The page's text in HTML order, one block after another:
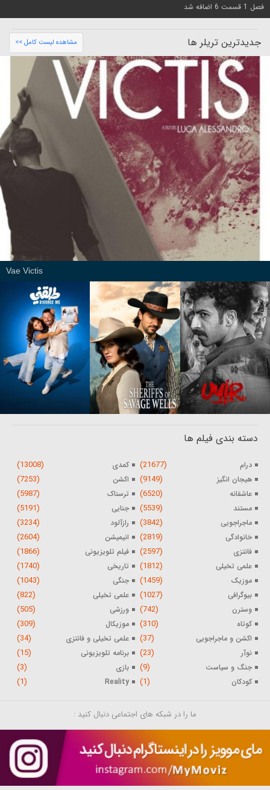
فصل 1 قسمت 6 اضافه شد
جدیدترین تریلر ها مشاهده لیست کامل >>
Vae Victis
دسته بندی فیلم ها
درام (21677) کمدی (13008)
هیجان انگیز (9149) اکشن (7253)
عاشقانه (6520) ترسناک (5987)
مستند (5539) جنایی (5191)
ماجراجویی (3842) رازآلود (3234)
خانوادگی (2819) انیمیشن (2604)
فانتزی (2597) فیلم تلویزیونی (1866)
علمی تخیلی (1812) تاریخی (1740)
موزیک (1459) جنگی (1043)
بیوگرافی (1027) علمی تخیلی (822)
وسترن (742) ورزشی (505)
کوتاه (310) موزیکال (309)
اکشن و ماجراجویی (37) علمی تخیلی و فانتزی (34)
نوآر (23) برنامه تلویزیونی (15)
جنگ و سیاست (9) بازی (3)
کودکان (1)
Reality
(1)
ما را در شبکه های اجتماعی دنبال کنید :